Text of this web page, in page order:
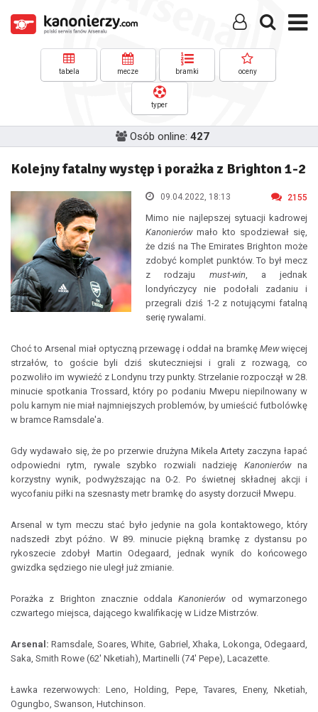
tabela mecze bramki oceny
typer
Osób online: 427
Kolejny fatalny występ i porażka z Brighton 1-2
09.04.2022, 18:13 2155
Mimo nie najlepszej sytuacji kadrowej
Kanonierówmało kto spodziewał się,
że dziś na The Emirates Brighton może
zdobyć komplet punktów. To był mecz
z rodzaju must-win, a jednak
londyńczycy nie podołali zadaniu i
przegrali dziś 1-2 z notującymi fatalną
serię rywalami.
Choć to Arsenal miał optyczną przewagę i oddał na bramkę Mewwięcej
strzałów, to goście byli dziś skuteczniejsi i grali z rozwagą, co
pozwoliło im wywieźć z Londynu trzy punkty. Strzelanie rozpoczął w 28.
minucie spotkania Trossard, który po podaniu Mwepu niepilnowany w
polu karnym nie miał najmniejszych problemów, by umieścić futbolówkę
w bramce Ramsdale'a.
Gdy wydawało się, że po przerwie drużyna Mikela Artety zaczyna łapać
odpowiedni rytm, rywale szybko rozwiali nadzieję Kanonierówna
korzystny wynik, podwyższając na 0-2. Po świetnej składnej akcji i
wycofaniu piłki na szesnasty metr bramkę do asysty dorzucił Mwepu.
Arsenal w tym meczu stać było jedynie na gola kontaktowego, który
nadszedł zbyt późno. W 89. minucie piękną bramkę z dystansu po
rykoszecie zdobył Martin Odegaard, jednak wynik do końcowego
gwizdka sędziego nie uległ już zmianie.
Porażka z Brighton znacznie oddalaKanonierówod wymarzonego
czwartego miejsca, dającego kwalifikację w Lidze Mistrzów.
Arsenal: Ramsdale, Soares, White, Gabriel, Xhaka, Lokonga, Odegaard,
Saka, Smith Rowe (62' Nketiah), Martinelli (74' Pepe), Lacazette.
Ławka rezerwowych: Leno, Holding, Pepe, Tavares, Eneny, Nketiah,
Ogungbo, Swanson, Hutchinson.